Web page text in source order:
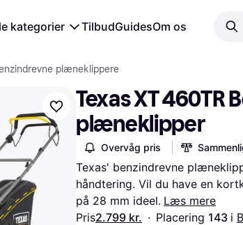
kategorier TilbudGuidesOm os
plæneklippere
Texas XT 460TR
plæneklipper
Overvåg pris
Texas' benzindrevne
håndtering. Vil du have en
på 28 mm ideel. Læs mere
Pris2.799 kr. · Placering 143 i